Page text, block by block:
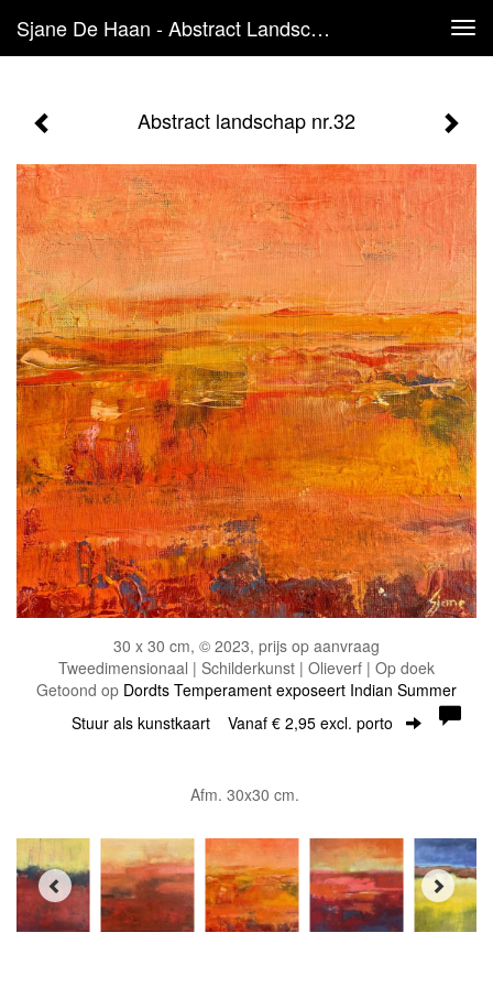
Sjane De Haan - Abstract Landschap Nr.32
Abstract landschap nr.32
30 x 30 cm, © 2023, prijs op aanvraag
Tweedimensionaal | Schilderkunst | Olieverf | Op doek
Getoond op Dordts Temperament exposeert Indian Summer
Stuur als kunstkaart Vanaf € 2,95 excl. porto
Afm. 30x30 cm.